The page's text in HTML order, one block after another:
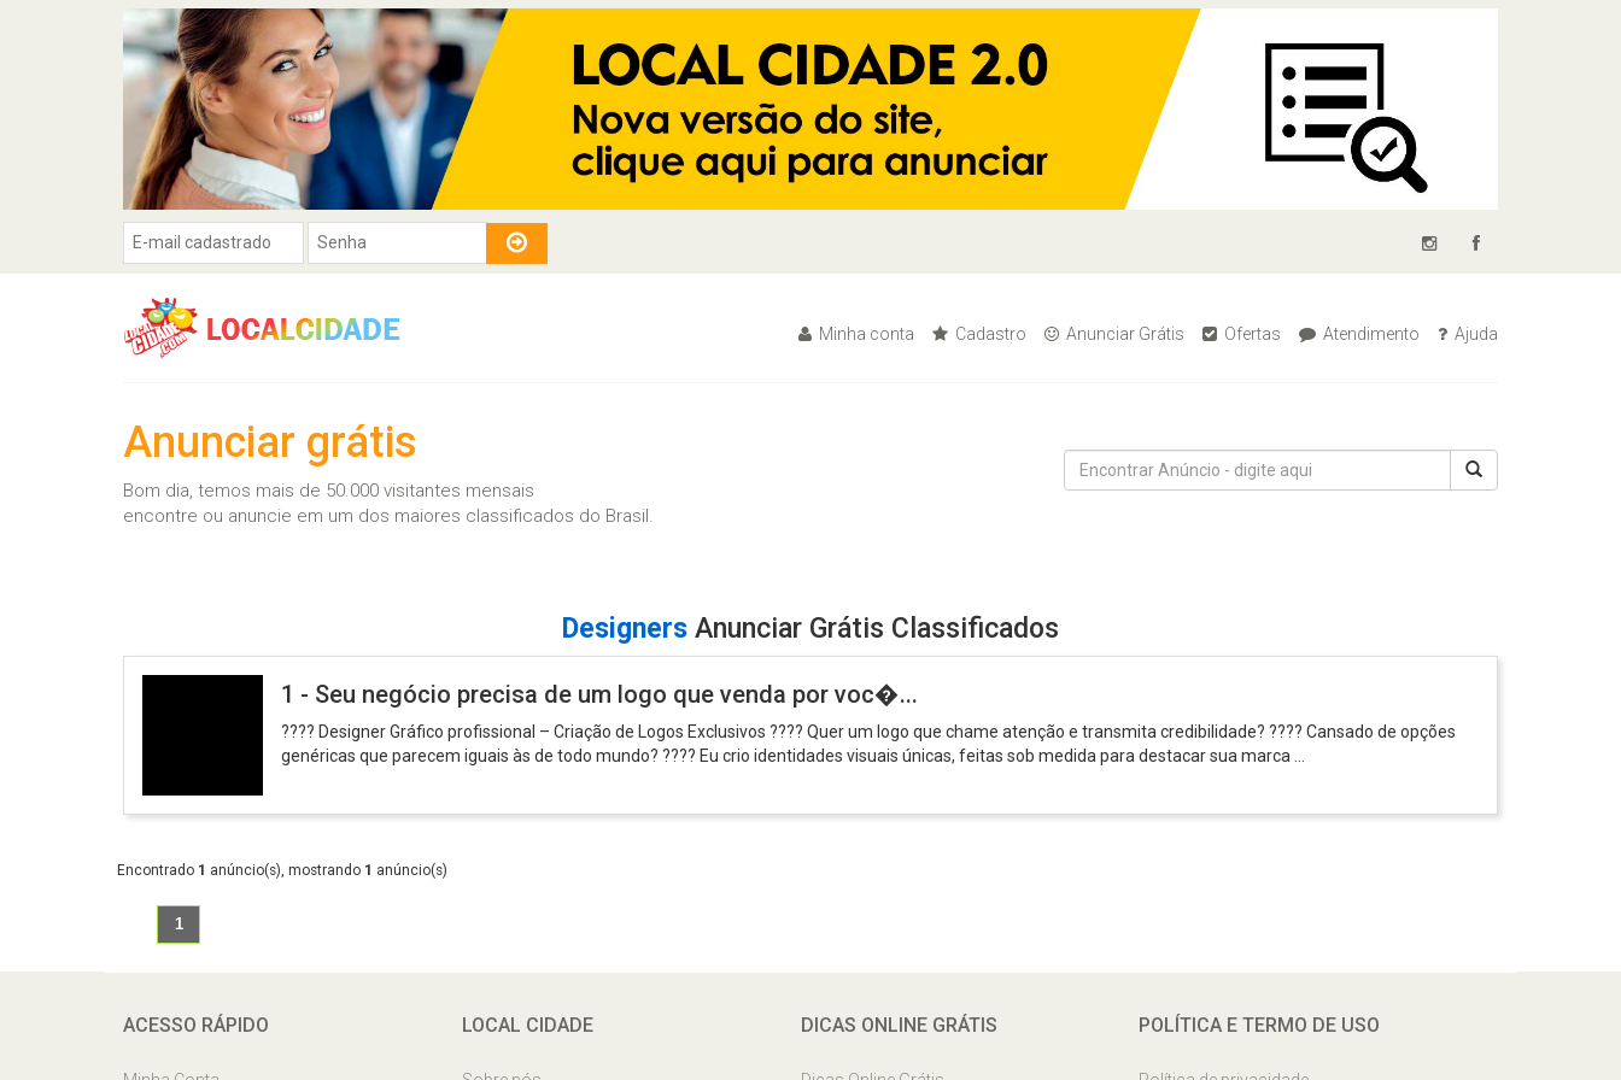
Minha conta Cadastro Anunciar Grátis Ofertas Atendimento Ajuda
Anunciar grátis
Bom dia, temos mais de 50.000 visitantes mensais
encontre ou anuncie em um dos maiores classificados do Brasil.
Designers Anunciar Grátis Classificados
1 - Seu negócio precisa de um logo que venda por voc�...
???? Designer Gráfico profissional – Criação de Logos Exclusivos ???? Quer um logo que chame atenção e transmita credibilidade? ???? Cansado de opções
genéricas que parecem iguais às de todo mundo? ???? Eu crio identidades visuais únicas, feitas sob medida para destacar sua marca ...
Encontrado 1 anúncio(s), mostrando 1 anúncio(s)
1
ACESSO RÁPIDO LOCAL CIDADE DICAS ONLINE GRÁTIS POLÍTICA E TERMO DE USO